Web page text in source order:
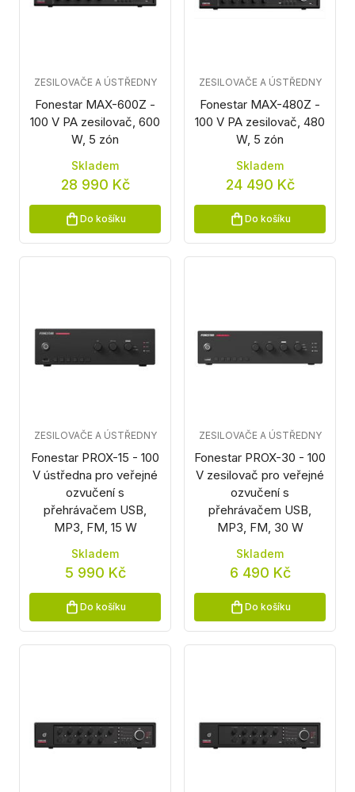
Fonestar MAX-600Z -
100 V PA zesilovač, 600
W, 5 zón
ZESILOVAČE A ÚSTŘEDNY
Skladem
28 990 Kč
Do košíku
Fonestar MAX-480Z -
100 V PA zesilovač, 480
W, 5 zón
ZESILOVAČE A ÚSTŘEDNY
Skladem
24 490 Kč
Do košíku
Fonestar PROX-15 - 100
V ústředna pro veřejné
ozvučení s
přehrávačem USB,
MP3, FM, 15 W
ZESILOVAČE A ÚSTŘEDNY
Skladem
5 990 Kč
Do košíku
Fonestar PROX-30 - 100
V zesilovač pro veřejné
ozvučení s
přehrávačem USB,
MP3, FM, 30 W
ZESILOVAČE A ÚSTŘEDNY
Skladem
6 490 Kč
Do košíku